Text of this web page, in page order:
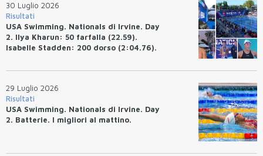
30 Luglio 2026
Risultati
USA Swimming. Nationals di Irvine. Day
2. Ilya Kharun: 50 farfalla (22.59).
Isabelle Stadden: 200 dorso (2:04.76).
29 Luglio 2026
Risultati
USA Swimming. Nationals di Irvine. Day
2. Batterie. I migliori al mattino.